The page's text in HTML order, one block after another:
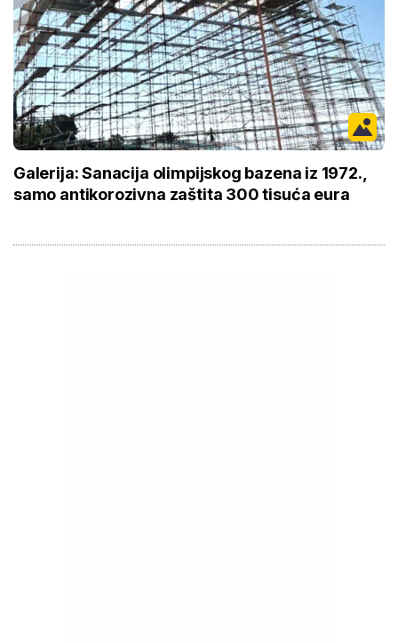
Galerija: Sanacija olimpijskog bazena iz 1972.,
samo antikorozivna zaštita 300 tisuća eura